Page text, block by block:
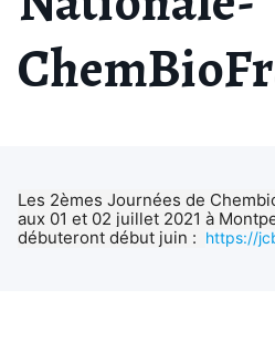
Les 2èmes Journées de
aux 01 et 02 juillet 2021 à
débuteront début juin : https://